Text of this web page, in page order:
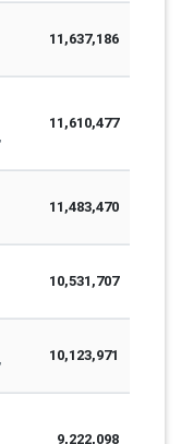
11,637,186
11,610,477
11,483,470
10,531,707
10,123,971
9,222,098